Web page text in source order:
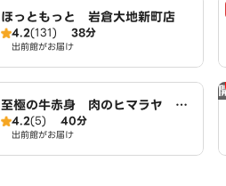
ほっともっと 岩倉大地新町店
4.2(131) 38分
出前館がお届け
至極の牛赤身 肉のヒマラヤ 夕
凪crab店
4.2(5) 40分
出前館がお届け